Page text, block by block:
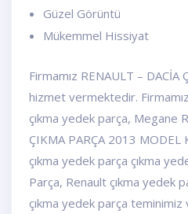
Güzel Görüntü
Mükemmel Hissiyat
Firmamız RENAULT – DACİA
hizmet vermektedir.
çıkma yedek parça, Megane
ÇIKMA PARÇA 2013 MODEL
çıkma yedek parça çıkma
Parça, Renault çıkma yedek
çıkma yedek parça